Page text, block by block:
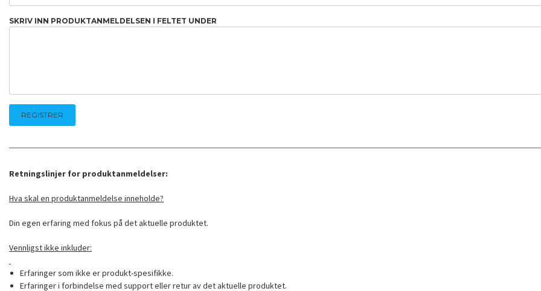
SKRIV INN PRODUKTANMELDELSEN I FELTET UNDER
Retningslinjer for produktanmeldelser:
Hva skal en produktanmeldelse inneholde?
Din egen erfaring med fokus på det aktuelle produktet.
Vennligst ikke inkluder:
Erfaringer som ikke er produkt-spesifikke.
Erfaringer i forbindelse med support eller retur av det aktuelle produktet.